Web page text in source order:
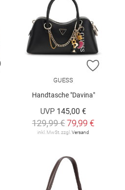
ZUR WUNSCHLISTE HINZUFÜGEN
ZUR
GUESS
Handtasche "Davina"
UVP 145,00 €
129,99 €79,99 €
inkl. MwSt. zzgl.Versand